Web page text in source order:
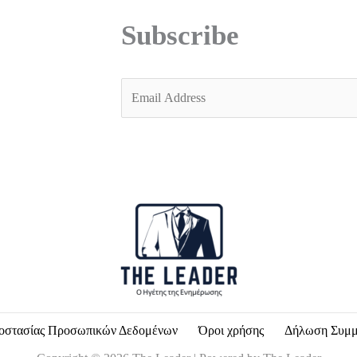
Subscribe
Προσωπικών Δεδομένων Όροι χρήσης Δήλωση